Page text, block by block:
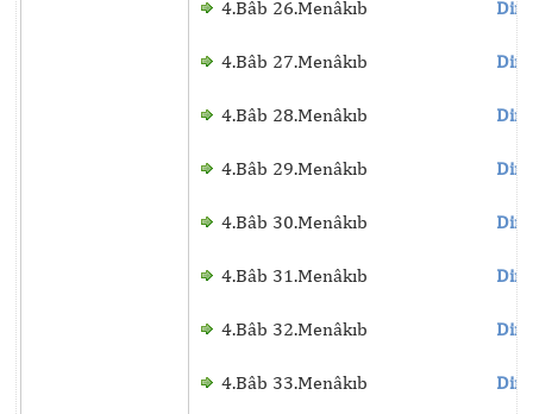
4.Bâb 26.Menâkıb
4.Bâb 27.Menâkıb
4.Bâb 28.Menâkıb
4.Bâb 29.Menâkıb
4.Bâb 30.Menâkıb
4.Bâb 31.Menâkıb
4.Bâb 32.Menâkıb
4.Bâb 33.Menâkıb